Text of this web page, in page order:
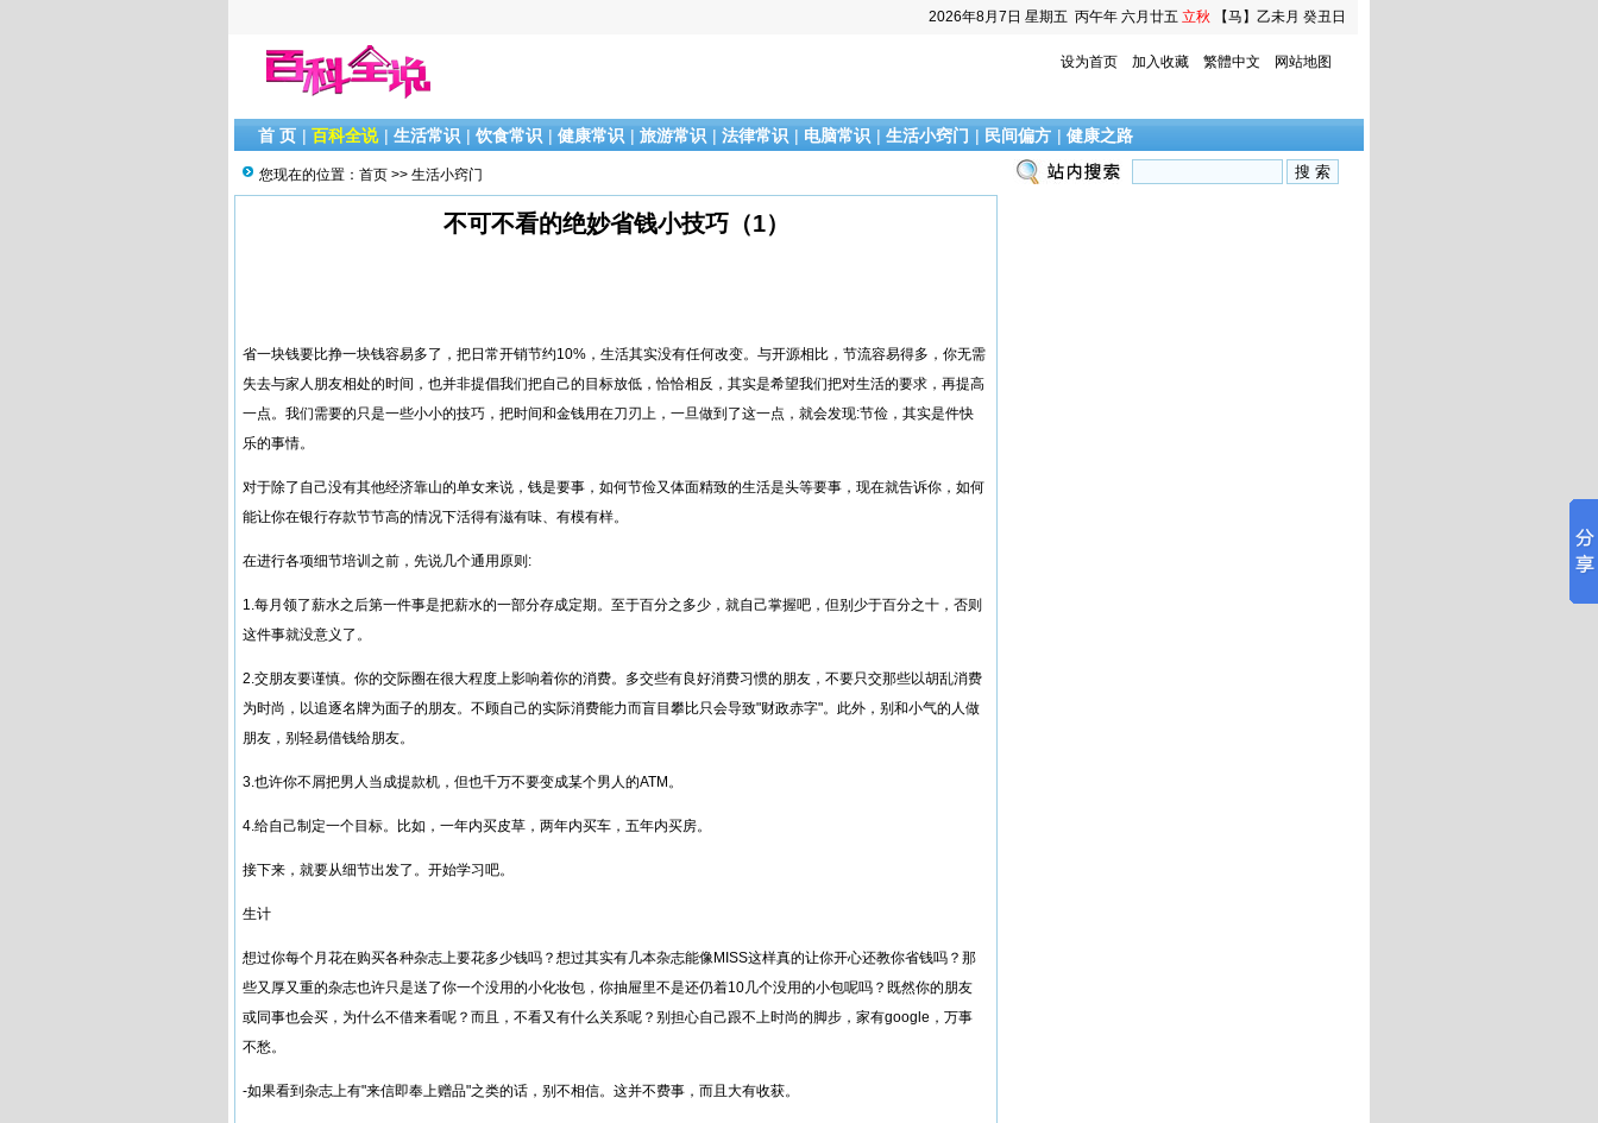
2026年8月7日 星期五 丙午年 六月廿五 立秋 【马】乙未月 癸丑日
设为首页 加入收藏 繁體中文 网站地图
首 页 | 百科全说 | 生活常识 | 饮食常识 | 健康常识 | 旅游常识 | 法律常识 | 电脑常识 | 生活小窍门 | 民间偏方 | 健康之路
您现在的位置： 首页 >> 生活小窍门
不可不看的绝妙省钱小技巧（1）
省一块钱要比挣一块钱容易多了，把日常开销节约10%，生活其实没有任何改变。与开源相比，节流容易得多，你无需
失去与家人朋友相处的时间，也并非提倡我们把自己的目标放低，恰恰相反，其实是希望我们把对生活的要求，再提高
一点。我们需要的只是一些小小的技巧，把时间和金钱用在刀刃上，一旦做到了这一点，就会发现:节俭，其实是件快
乐的事情。
对于除了自己没有其他经济靠山的单女来说，钱是要事，如何节俭又体面精致的生活是头等要事，现在就告诉你，如何
能让你在银行存款节节高的情况下活得有滋有味、有模有样。
在进行各项细节培训之前，先说几个通用原则:
1.每月领了薪水之后第一件事是把薪水的一部分存成定期。至于百分之多少，就自己掌握吧，但别少于百分之十，否则
这件事就没意义了。
2.交朋友要谨慎。你的交际圈在很大程度上影响着你的消费。多交些有良好消费习惯的朋友，不要只交那些以胡乱消费
为时尚，以追逐名牌为面子的朋友。不顾自己的实际消费能力而盲目攀比只会导致"财政赤字"。此外，别和小气的人做
朋友，别轻易借钱给朋友。
3.也许你不屑把男人当成提款机，但也千万不要变成某个男人的ATM。
4.给自己制定一个目标。比如，一年内买皮草，两年内买车，五年内买房。
接下来，就要从细节出发了。开始学习吧。
生计
想过你每个月花在购买各种杂志上要花多少钱吗？想过其实有几本杂志能像MISS这样真的让你开心还教你省钱吗？那
些又厚又重的杂志也许只是送了你一个没用的小化妆包，你抽屉里不是还仍着10几个没用的小包呢吗？既然你的朋友
或同事也会买，为什么不借来看呢？而且，不看又有什么关系呢？别担心自己跟不上时尚的脚步，家有google，万事
不愁。
-如果看到杂志上有"来信即奉上赠品"之类的话，别不相信。这并不费事，而且大有收获。